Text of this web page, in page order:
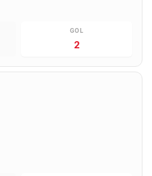
GOL
2